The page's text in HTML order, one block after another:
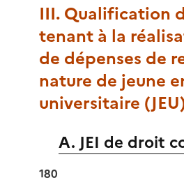
III. Qualification
tenant à la
de dépenses de
nature de jeune
universitaire
A. JEI de droit
180